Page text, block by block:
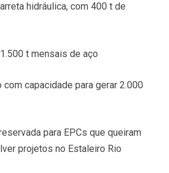
hidráulica, com 400 t de
t mensais de aço
capacidade para gerar 2.000
para EPCs que queiram
projetos no Estaleiro Rio